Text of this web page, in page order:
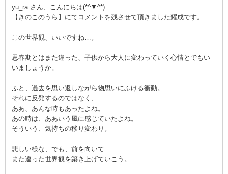
yu_ra さん、こんにちは(*^▼^*)
【きのこのうら】にてコメントを残させて頂きました耀成です。
この世界観、いいですね…。
思春期とはまた違った、子供から大人に変わっていく心情とでもい
いましょうか。
ふと、過去を思い返しながら物思いにふける衝動。
それに反発するのではなく、
ああ、あんな時もあったよね。
あの時は、ああいう風に感じていたよね。
そういう、気持ちの移り変わり。
悲しい様な、でも、前を向いて
また違った世界観を築き上げていこう。